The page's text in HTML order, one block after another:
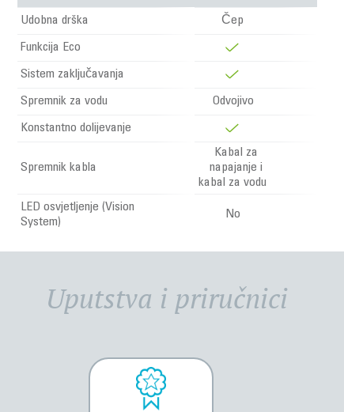
Udobna drška Čep
Funkcija Eco
Sistem zaključavanja
Spremnik za vodu Odvojivo
Konstantno dolijevanje
Spremnik kabla
Kabal za
napajanje i
kabal za vodu
LED osvjetljenje (Vision
System)
No
Uputstva i priručnici